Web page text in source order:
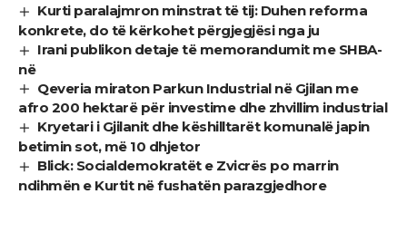
Kurti paralajmron minstrat të tij: Duhen reforma
konkrete, do të kërkohet përgjegjësi nga ju
Irani publikon detaje të memorandumit me SHBA-
në
Qeveria miraton Parkun Industrial në Gjilan me
afro 200 hektarë për investime dhe zhvillim industrial
Kryetari i Gjilanit dhe këshilltarët komunalë japin
betimin sot, më 10 dhjetor
Blick: Socialdemokratët e Zvicrës po marrin
ndihmën e Kurtit në fushatën parazgjedhore